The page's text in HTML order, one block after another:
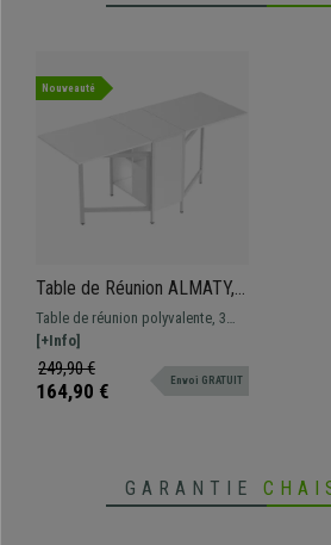
Nouveauté
Table de Réunion ALMATY,
Métal et Bois, 2 Rallonges
Abattables, 3 Configurations,
Blanc
Table de réunion polyvalente, 3
configurations possibles,
Disponibles en 3 coloris, idéale
pour le bureau ou la maison.
[+Info]
249,90 €
164,90 € Envoi GRATUIT
GARANTIE